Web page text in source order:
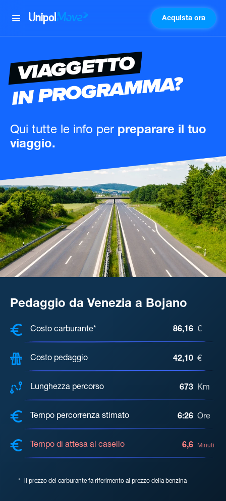
UnipolMove Acquista ora
VIAGGETTO
IN PROGRAMMA?
Qui tutte le info per preparare il tuo
viaggio.
Pedaggio da Venezia a Bojano
COSTI, DISTANZA, TEMPO DI
Costo carburante* 86,16 €
Costo pedaggio 42,10 €
Lunghezza percorso 673 Km
Tempo percorrenza stimato 6:26 Ore
Tempo di attesa al casello 6,6 Minuti
* il prezzo del carburante fa riferimento al prezzo della benzina